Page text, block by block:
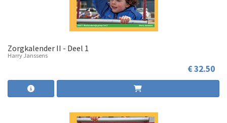
Zorgkalender II - Deel 1
Harry Janssens
€ 32.50